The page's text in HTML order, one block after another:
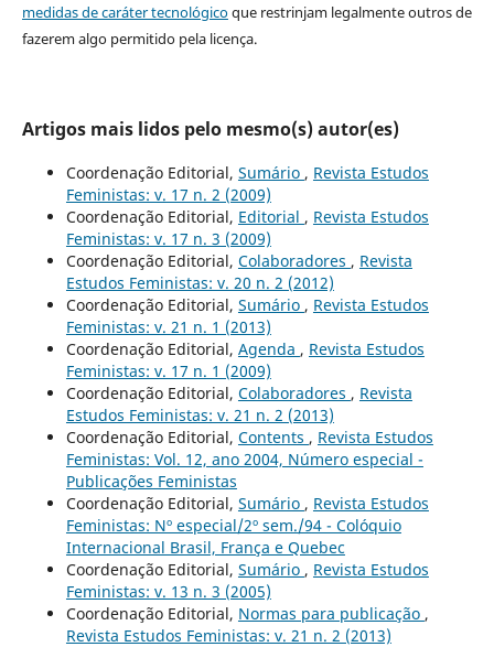
medidas de caráter tecnológicoque restrinjam legalmente outros de
fazerem algo permitido pela licença.
Artigos mais lidos pelo mesmo(s) autor(es)
Coordenação Editorial, Sumário , Revista Estudos
Feministas: v. 17 n. 2 (2009)
Coordenação Editorial, Editorial , Revista Estudos
Feministas: v. 17 n. 3 (2009)
Coordenação Editorial, Colaboradores , Revista
Estudos Feministas: v. 20 n. 2 (2012)
Coordenação Editorial, Sumário , Revista Estudos
Feministas: v. 21 n. 1 (2013)
Coordenação Editorial, Agenda , Revista Estudos
Feministas: v. 17 n. 1 (2009)
Coordenação Editorial, Colaboradores , Revista
Estudos Feministas: v. 21 n. 2 (2013)
Coordenação Editorial, Contents , Revista Estudos
Feministas: Vol. 12, ano 2004, Número especial -
Publicações Feministas
Coordenação Editorial, Sumário , Revista Estudos
Feministas: Nº especial/2º sem./94 - Colóquio
Internacional Brasil, França e Quebec
Coordenação Editorial, Sumário , Revista Estudos
Feministas: v. 13 n. 3 (2005)
Coordenação Editorial, Normas para publicação ,
Revista Estudos Feministas: v. 21 n. 2 (2013)